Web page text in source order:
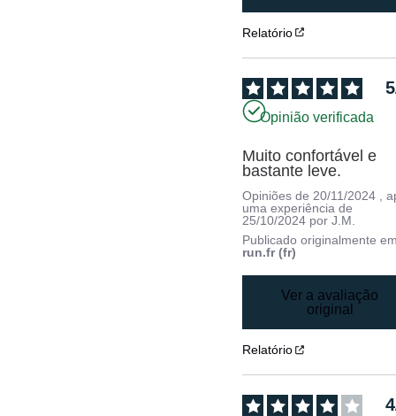
Relatório
5
Opinião verificada
Muito confortável e
bastante leve.
Opiniões de 20/11/2024
,
uma experiência de
25/10/2024 porJ.M.
Publicado originalmente
run.fr (fr)
Ver a avaliação
original
Relatório
4